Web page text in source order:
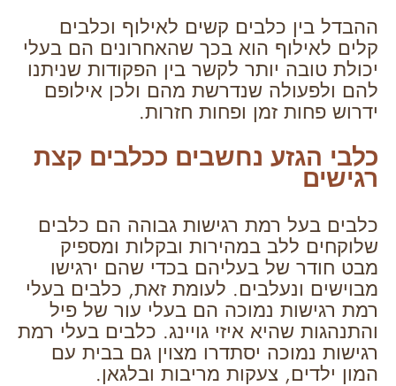
ההבדל בין כלבים קשים לאילוף וכלבים
קלים לאילוף הוא בכך שהאחרונים הם בעלי
יכולת טובה יותר לקשר בין הפקודות שניתנו
להם ולפעולה שנדרשת מהם ולכן אילופם
ידרוש פחות זמן ופחות חזרות.
כלבי הגזע נחשבים ככלבים קצת
רגישים
כלבים בעל רמת רגישות גבוהה הם כלבים
שלוקחים ללב במהירות ובקלות ומספיק
מבט חודר של בעליהם בכדי שהם ירגישו
מבוישים ונעלבים. לעומת זאת, כלבים בעלי
רמת רגישות נמוכה הם בעלי עור של פיל
והתנהגות שהיא איזי גויינג. כלבים בעלי רמת
רגישות נמוכה יסתדרו מצוין גם בבית עם
המון ילדים, צעקות מריבות ובלגאן.